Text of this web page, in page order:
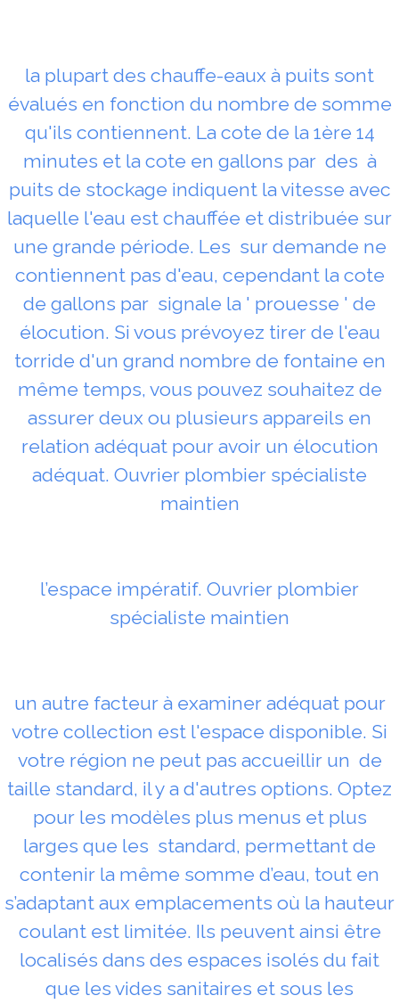
la plupart des chauffe-eaux à puits sont
évalués en fonction du nombre de somme
qu'ils contiennent. La cote de la 1ère 14
minutes et la cote en gallons par des à
puits de stockage indiquent la vitesse avec
laquelle l'eau est chauffée et distribuée sur
une grande période. Les sur demande ne
contiennent pas d'eau, cependant la cote
de gallons par signale la ' prouesse ' de
élocution. Si vous prévoyez tirer de l'eau
torride d'un grand nombre de fontaine en
même temps, vous pouvez souhaitez de
assurer deux ou plusieurs appareils en
relation adéquat pour avoir un élocution
adéquat. Ouvrier plombier spécialiste
maintien
l’espace impératif. Ouvrier plombier
spécialiste maintien
un autre facteur à examiner adéquat pour
votre collection est l'espace disponible. Si
votre région ne peut pas accueillir un de
taille standard, il y a d'autres options. Optez
pour les modèles plus menus et plus
larges que les standard, permettant de
contenir la même somme d’eau, tout en
s’adaptant aux emplacements où la hauteur
coulant est limitée. Ils peuvent ainsi être
localisés dans des espaces isolés du fait
que les vides sanitaires et sous les